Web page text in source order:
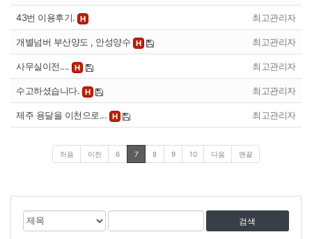
43번 이용후기. H 최고관리자
개별넘버 부산양도 , 안성양수 H 최고관리자
사무실이전.... H 최고관리자
수고하셨습니다. H 최고관리자
제주 용달을 이천으로... H 최고관리자
처음 이전 6 7 8 9 10 다음 맨끝
게
물
검
색
대
검
어